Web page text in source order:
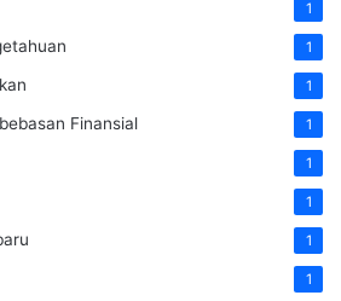
1
1
1
Finansial 1
1
1
1
1